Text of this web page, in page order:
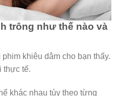
trông như thế nào và
khiêu dâm cho bạn thấy.
thực tế.
khác nhau tùy theo từng